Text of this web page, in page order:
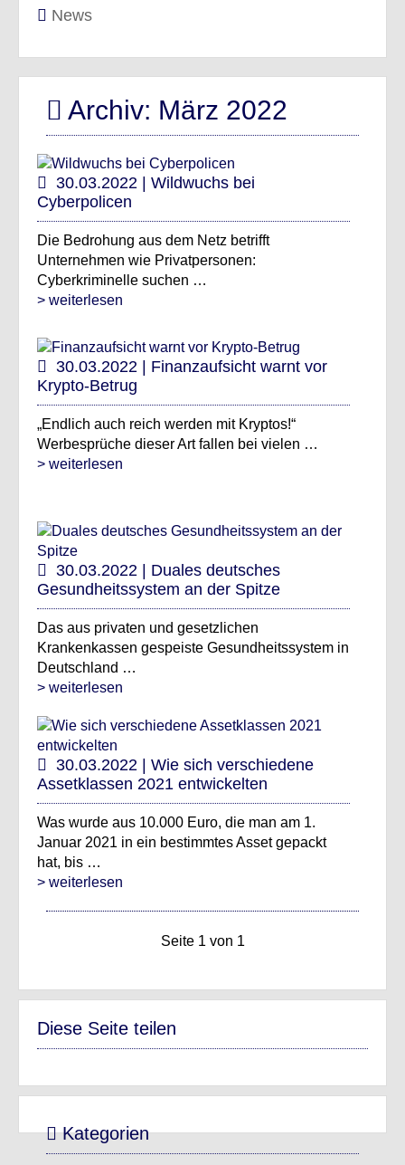
News
Archiv: März 2022
30.03.2022 | Wildwuchs bei
Cyberpolicen
Die Bedrohung aus dem Netz betrifft
Unternehmen wie Privatpersonen:
Cyberkriminelle suchen …
> weiterlesen
30.03.2022 | Finanzaufsicht warnt vor
Krypto-Betrug
„Endlich auch reich werden mit Kryptos!“
Werbesprüche dieser Art fallen bei vielen …
> weiterlesen
30.03.2022 | Duales deutsches
Gesundheitssystem an der Spitze
Das aus privaten und gesetzlichen
Krankenkassen gespeiste Gesundheitssystem in
Deutschland …
> weiterlesen
30.03.2022 | Wie sich verschiedene
Assetklassen 2021 entwickelten
Was wurde aus 10.000 Euro, die man am 1.
Januar 2021 in ein bestimmtes Asset gepackt
hat, bis …
> weiterlesen
Seite 1 von 1
Diese Seite teilen
Kategorien